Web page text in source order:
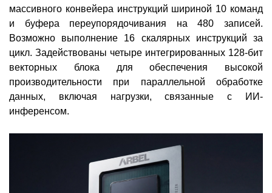
массивного конвейера инструкций шириной 10 команд
и буфера переупорядочивания на 480 записей.
Возможно выполнение 16 скалярных инструкций за
цикл. Задействованы четыре интегрированных 128-бит
векторных блока для обеспечения высокой
производительности при параллельной обработке
данных, включая нагрузки, связанные с ИИ-
инференсом.